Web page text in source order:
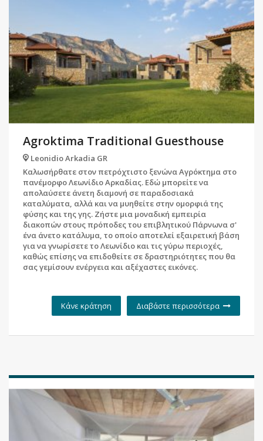
Agroktima Traditional Guesthouse
Leonidio Arkadia GR
Καλωσήρθατε στον πετρόχτιστο ξενώνα Αγρόκτημα στο
πανέμορφο Λεωνίδιο Αρκαδίας. Εδώ μπορείτε να
απολαύσετε άνετη διαμονή σε παραδοσιακά
καταλύματα, αλλά και να μυηθείτε στην ομορφιά της
φύσης και της γης. Ζήστε μια μοναδική εμπειρία
διακοπών στους πρόποδες του επιβλητικού Πάρνωνα σ'
ένα άνετο κατάλυμα, το οποίο αποτελεί εξαιρετική βάση
για να γνωρίσετε το Λεωνίδιο και τις γύρω περιοχές,
καθώς επίσης να επιδοθείτε σε δραστηριότητες που θα
σας γεμίσουν ενέργεια και αξέχαστες εικόνες.
Διαβάστε περισσότερα
Κάνε κράτηση